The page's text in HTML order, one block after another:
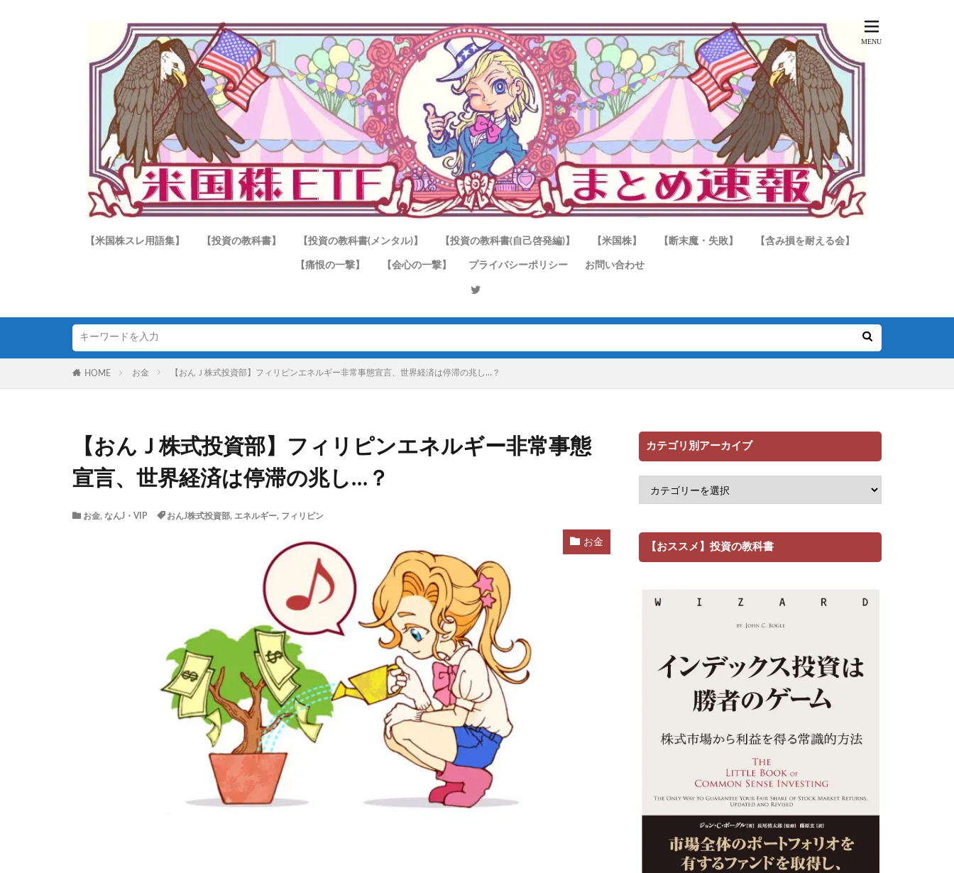
【米国株スレ用語集】 【投資の教科書】 【投資の教科書(メンタル)】 【投資の教科書(自己啓発編)】 【米国株】 【断末魔・失敗】 【含み損を耐える会】
【痛恨の一撃】 【会心の一撃】 プライバシーポリシー お問い合わせ
HOME お金 【おんＪ株式投資部】フィリピンエネルギー非常事態宣言、世界経済は停滞の兆し…？
【おんＪ株式投資部】フィリピンエネルギー非常事態
宣言、世界経済は停滞の兆し…？
お金, なんJ・VIP おんJ株式投資部, エネルギー, フィリピン
お金
カテゴリ別アーカイブ
【おススメ】投資の教科書